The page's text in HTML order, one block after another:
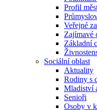
Profil
Veřejné
Zajímavé
Základní
Sociální oblast
Aktuality
Rodiny s
Mladiství
Senioři
Osoby v